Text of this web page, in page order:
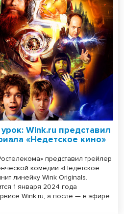
Wink.ru представил
«Недетское кино»
представил трейлер
комедии «Недетское
линейку Wink Originals.
1 января 2024 года
Wink.ru, а после — в эфире